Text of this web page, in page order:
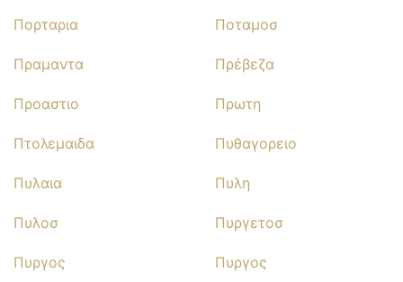
Πορταρια Ποταμοσ
Πραμαντα Πρέβεζα
Προαστιο Πρωτη
Πτολεμαιδα Πυθαγορειο
Πυλαια Πυλη
Πυλοσ Πυργετοσ
Πυργος Πυργος